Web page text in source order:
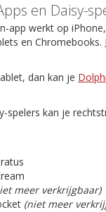
en Daisy-
app werkt op
en Chromebooks.
dan kan je
spelers kan je
meer verkrijgbaar)
(niet meer